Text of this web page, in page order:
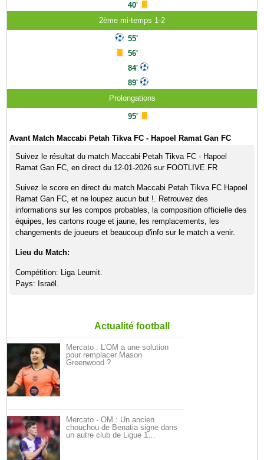
40'
2ème mi-temps 1-2
55'
56'
84'
89'
Prolongations
95'
Avant Match Maccabi Petah Tikva FC - Hapoel Ramat Gan FC
Suivez le résultat du match Maccabi Petah Tikva FC - Hapoel
Ramat Gan FC, en direct du 12-01-2026 sur FOOTLIVE.FR
Suivez le score en direct du match Maccabi Petah Tikva FC Hapoel
Ramat Gan FC, et ne loupez aucun but !. Retrouvez des
informations sur les compos probables, la composition officielle des
équipes, les cartons rouge et jaune, les remplacements, les
changements de joueurs et beaucoup d'info sur le match a venir.
Lieu du Match:
Compétition: Liga Leumit.
Pays: Israël.
Actualité football
Mercato : L’OM a une solution
pour remplacer Mason
Greenwood ?
Mercato - OM : Un ancien
chouchou de Benatia signe dans
un autre club de Ligue 1…